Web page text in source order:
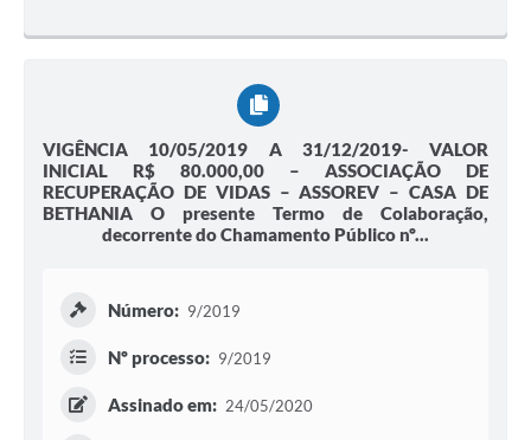
VIGÊNCIA 10/05/2019 A 31/12/2019- VALOR
INICIAL R$ 80.000,00 – ASSOCIAÇÃO DE
RECUPERAÇÃO DE VIDAS – ASSOREV – CASA DE
BETHANIA O presente Termo de Colaboração,
decorrente do Chamamento Público nº...
Número: 9/2019
Nº processo: 9/2019
Assinado em: 24/05/2020